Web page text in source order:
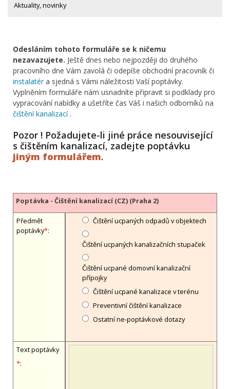
Aktuality, novinky
Odesláním tohoto formuláře se k ničemu
nezavazujete. Ještě dnes nebo nejpozději do druhého
pracovního dne Vám zavolá či odepíše obchodní pracovník či
instalatéra sjedná s Vámi náležitosti Vaší poptávky.
Vyplněním formuláře nám usnadníte připravit si podklady pro
vypracování nabídky a ušetříte čas Váš i našich odborníků na
čištění kanalizací.
Pozor ! Požadujete-li jiné práce nesouvisející
s čištěním kanalizací, zadejte poptávku
jiným formulářem.
Poptávka - Čištění kanalizací (CZ) (Praha 2)
Předmět
poptávky*:
Čištění ucpaných odpadů v objektech
Čištění ucpaných kanalizačních stupaček
Čištění ucpané domovní kanalizační
přípojky
Čištění ucpané kanalizace v terénu
Preventivní čištění kanalizace
Ostatní ne-poptávkové dotazy
Text poptávky
*: